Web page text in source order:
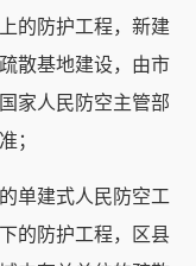
的防护工程，新建
散基地建设，由市
家人民防空主管部
；
单建式人民防空工
的防护工程，区县